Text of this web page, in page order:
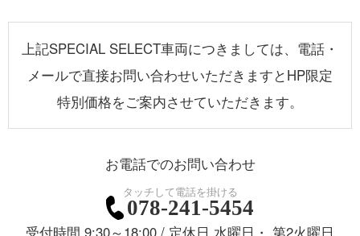
上記SPECIAL SELECT車両につきましては、電話・
メールで直接お問い合わせいただきますとHP限定
特別価格をご案内させていただきます。
お電話でのお問い合わせ
078-241-5454
受付時間 9:30～18:00 / 定休日 水曜日・ 第2火曜日